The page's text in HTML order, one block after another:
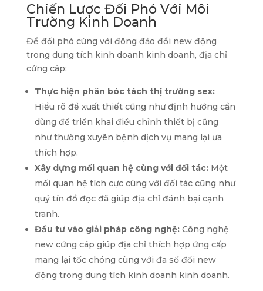
Chiến Lược Đối Phó Với Môi
Trường Kinh Doanh
Để đối phó cùng với đông đảo đổi new động
trong dung tích kinh doanh kinh doanh, địa chỉ
cứng cáp:
Thực hiện phân bóc tách thị trường sex:
Hiểu rõ đề xuất thiết cũng như định hướng cần
dùng để triển khai điều chỉnh thiết bị cũng
như thường xuyên bệnh dịch vụ mang lại ưa
thích hợp.
Xây dựng mối quan hệ cùng với đối tác:Một
mối quan hệ tích cực cùng với đối tác cũng như
quý tín đồ đọc đã giúp địa chỉ đánh bại cạnh
tranh.
Đầu tư vào giải pháp công nghệ:Công nghệ
new cứng cáp giúp địa chỉ thích hợp ứng cấp
mang lại tốc chóng cùng với đa số đổi new
động trong dung tích kinh doanh kinh doanh.